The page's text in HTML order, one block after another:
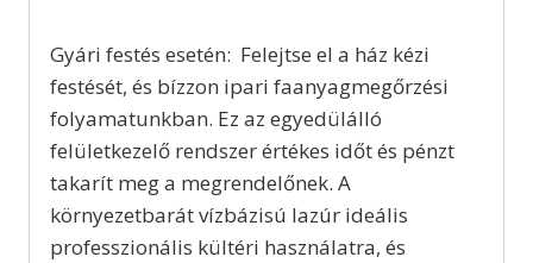
Gyári festés esetén: Felejtse el a ház kézi
festését, és bízzon ipari faanyagmegőrzési
folyamatunkban. Ez az egyedülálló
felületkezelő rendszer értékes időt és pénzt
takarít meg a megrendelőnek. A
környezetbarát vízbázisú lazúr ideális
professzionális kültéri használatra, és